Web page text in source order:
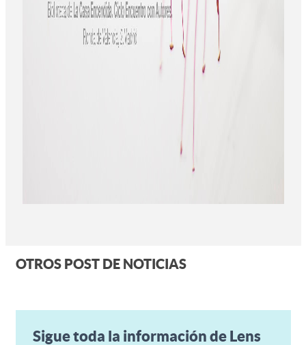
OTROS POST DE NOTICIAS
Sigue toda la información de Lens